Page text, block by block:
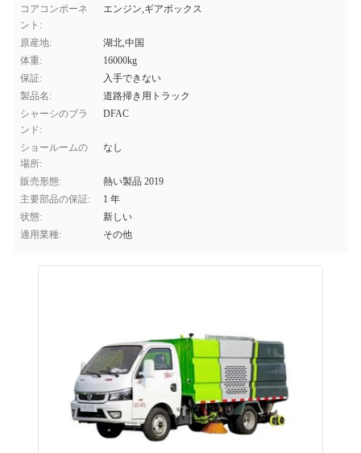
コアコンポーネ
ント:
エンジン,ギアボックス
原産地:
湖北,中国
体重:
16000kg
保証:
入手できない
製品名:
道路掃き用トラック
シャーシのブラ
ンド:
DFAC
ショールームの
場所:
なし
販売形態:
熱い製品 2019
主要部品の保証:
1 年
状態:
新しい
適用業種:
その他